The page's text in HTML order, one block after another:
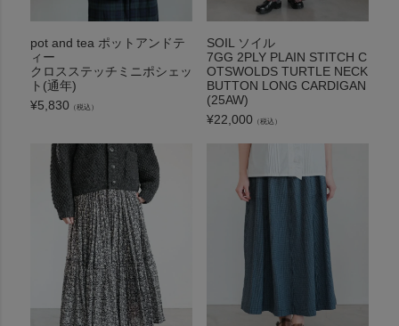
pot and tea ポットアンドテ
ィー
クロスステッチミニポシェッ
ト(通年)
¥5,830 （税込）
SOIL ソイル
7GG 2PLY PLAIN STITCH C
OTSWOLDS TURTLE NECK
BUTTON LONG CARDIGAN
(25AW)
¥22,000 （税込）